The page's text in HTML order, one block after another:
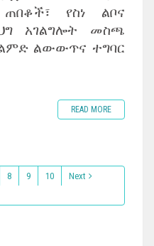
የስነ ልቦና
አገልግሎት መስጫ
ልውውጥና ተግባር
READ MORE
8 9 10
Next